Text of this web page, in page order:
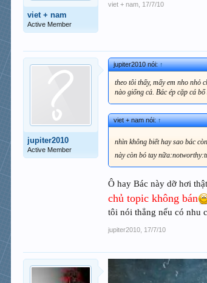
viet + nam
Active Member
viet + nam 17/7/10
jupiter2010
Active Member
jupiter2010 nói:↑
theo tôi thấy, mấy em nho nhỏ
nào giống cả. Bác ép cặp cá bố
viet + nam nói:↑
nhìn không biết hay sao bác
này còn bó tay
Ô hay Bác này dỡ hơi
chủ topic không bán
tôi nói thẳng nếu có nhu
jupiter2010 17/7/10